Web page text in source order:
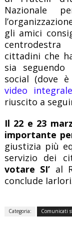
Nazionale
gli amici
cittadini che
sia
social (dove
video
riuscito a
Il 22 e 23
importante
giustizia più
servizio dei
votare SI’ al
conclude
Categoria: Comunicati